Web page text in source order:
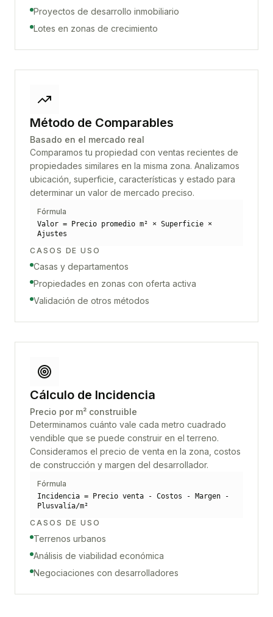
Proyectos de desarrollo inmobiliario
Lotes en zonas de crecimiento
Método de Comparables
Basado en el mercado real
Comparamos tu propiedad con ventas recientes de
propiedades similares en la misma zona. Analizamos
ubicación, superficie, características y estado para
determinar un valor de mercado preciso.
Fórmula
Valor = Precio promedio m² × Superficie ×
Ajustes
CASOS DE USO
Casas y departamentos
Propiedades en zonas con oferta activa
Validación de otros métodos
Cálculo de Incidencia
Precio por m² construible
Determinamos cuánto vale cada metro cuadrado
vendible que se puede construir en el terreno.
Consideramos el precio de venta en la zona, costos
de construcción y margen del desarrollador.
Fórmula
Incidencia = Precio venta - Costos - Margen -
Plusvalía/m²
CASOS DE USO
Terrenos urbanos
Análisis de viabilidad económica
Negociaciones con desarrolladores